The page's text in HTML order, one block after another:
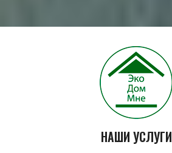
НАШИ УСЛУГИ